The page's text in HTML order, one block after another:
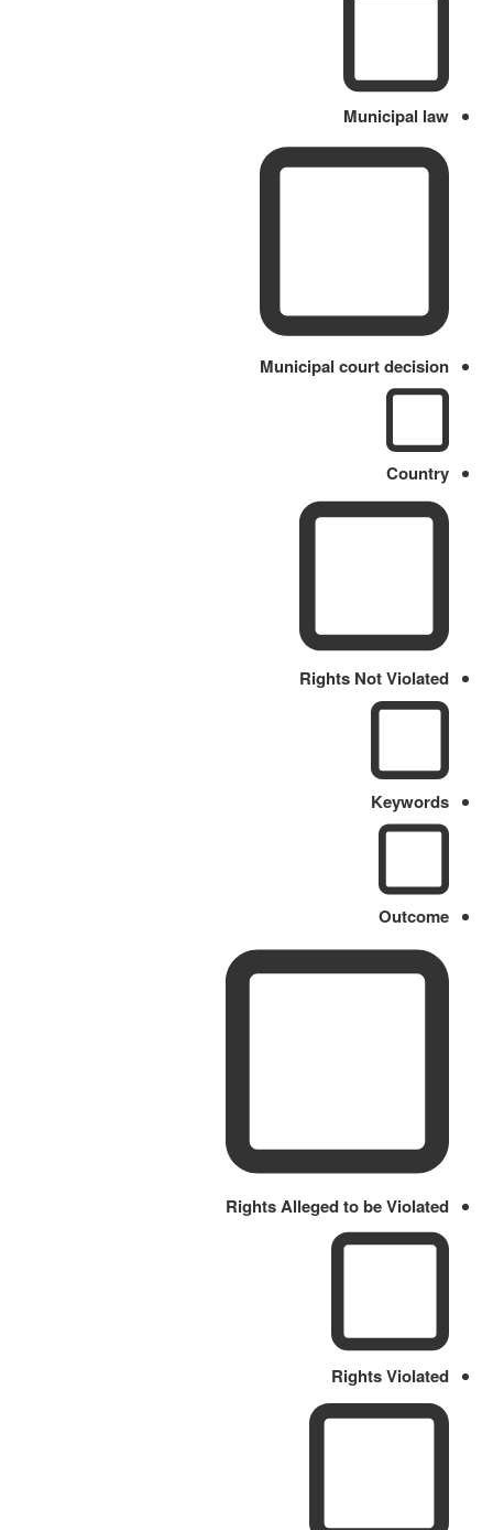
Municipal law
Municipal court decision
Country
Rights Not Violated
Keywords
Outcome
Rights Alleged to be Violated
Rights Violated